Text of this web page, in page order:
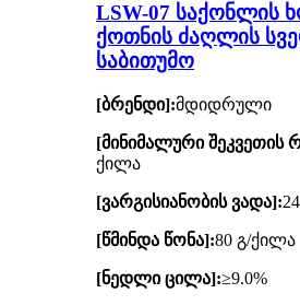
LSW-07 საქონლის
ქოთნის ძაღლის
საბითუმო
[ბრენდი]:მდიდრული
[მინიმალური შეკვეთის
ქილა
[ვარგისიანობის ვადა]:
[წმინდა წონა]:80 გ/ქილა
[ნედლი ცილა]:≥9.0%